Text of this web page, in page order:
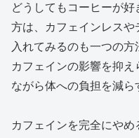
どうしてもコーヒーが
方は、カフェインレスや
入れてみるのも一つの方
カフェインの影響を抑
ながら体への負担を減ら
カフェインを完全にや